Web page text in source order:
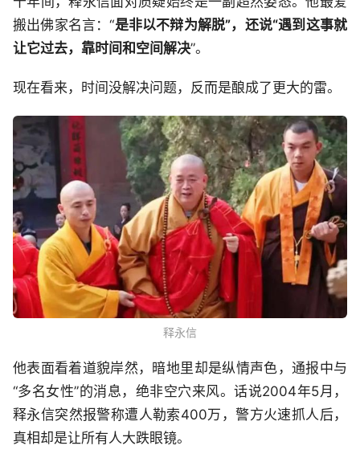
搬出佛家名言：“是非以不辩为解脱”，还说“遇到这事就
让它过去，靠时间和空间解决”。
现在看来，时间没解决问题，反而是酿成了更大的雷。
释永信
他表面看着道貌岸然，暗地里却是纵情声色，通报中与
“多名女性”的消息，绝非空穴来风。话说2004年5月，
释永信突然报警称遭人勒索400万，警方火速抓人后，
真相却是让所有人大跌眼镜。